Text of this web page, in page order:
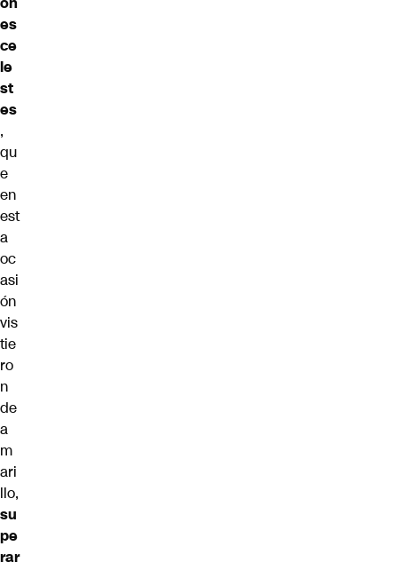
es
ce
le
st
es
,
qu
e
en
est
a
oc
asi
ón
vis
tie
ro
n
de
a
m
ari
llo,
su
pe
rar